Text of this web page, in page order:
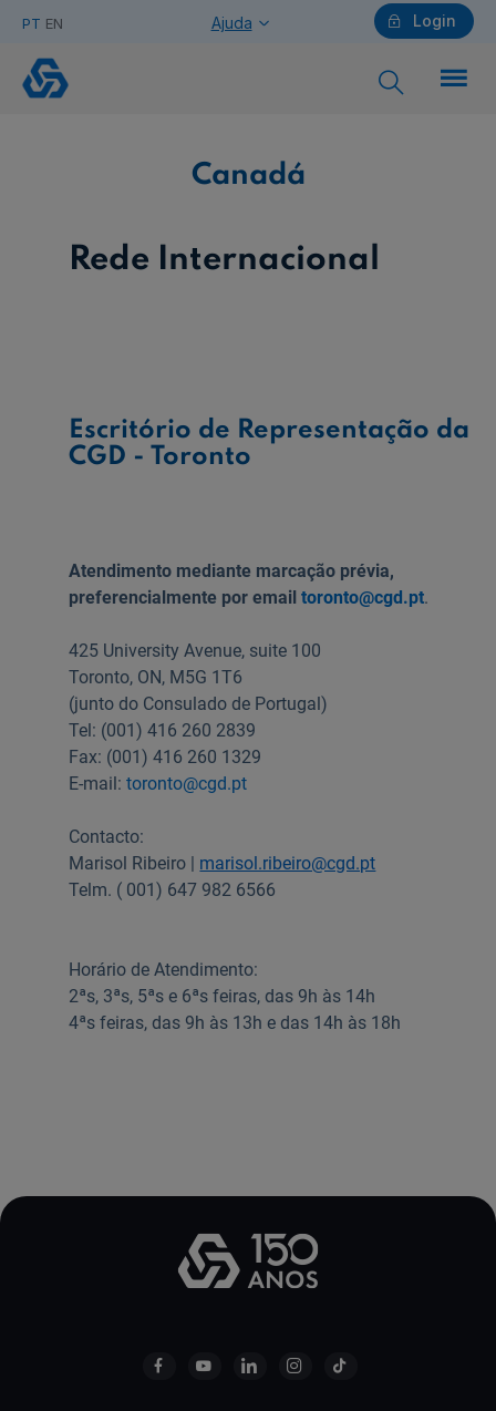
PT EN Login
Ajuda
Empresas
Quero ser cliente:
Aderir ao Caixadirecta Empresas
Links úteis:
Faça download da App Caixadirecta
Recomendações de Segurança
Registo fornecedor confirming
Canadá
Canadá
Rede Internacional
Escritório de Representação da
CGD - Toronto
Atendimento mediante marcação prévia,
preferencialmente por emailtoronto@cgd.pt.
425 University Avenue, suite 100
Toronto, ON, M5G 1T6
(junto do Consulado de Portugal)
Tel: (001) 416 260 2839
Fax: (001) 416 260 1329
E-mail:toronto@cgd.pt
Contacto:
Marisol Ribeiro | marisol.ribeiro@cgd.pt
Telm. ( 001) 647 982 6566
Horário de Atendimento:
2ªs, 3ªs, 5ªs e 6ªs feiras, das 9h às 14h
4ªs feiras, das 9h às 13h e das 14h às 18h